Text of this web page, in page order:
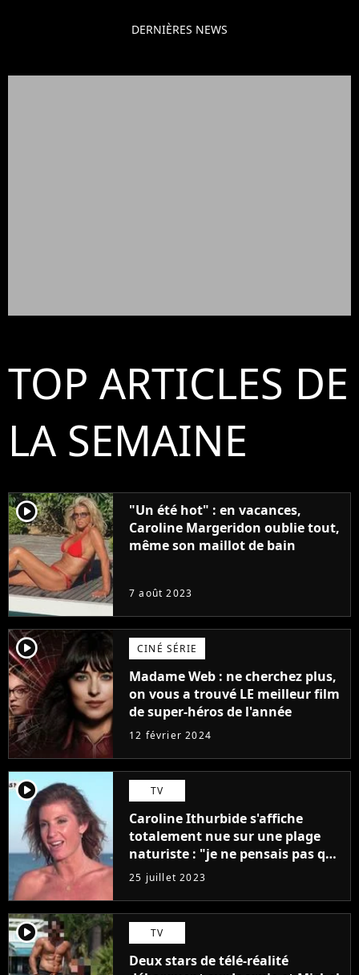
DERNIÈRES NEWS
TOP ARTICLES DE
LA SEMAINE
player2
"Un été hot" : en vacances,
Caroline Margeridon oublie tout,
même son maillot de bain
7 août 2023
player2 CINÉ SÉRIE
Madame Web : ne cherchez plus,
on vous a trouvé LE meilleur film
de super-héros de l'année
12 février 2024
player2 TV
Caroline Ithurbide s'affiche
totalement nue sur une plage
naturiste : "je ne pensais pas que
j'arriverais à le faire..."
25 juillet 2023
player2 TV
Deux stars de télé-réalité